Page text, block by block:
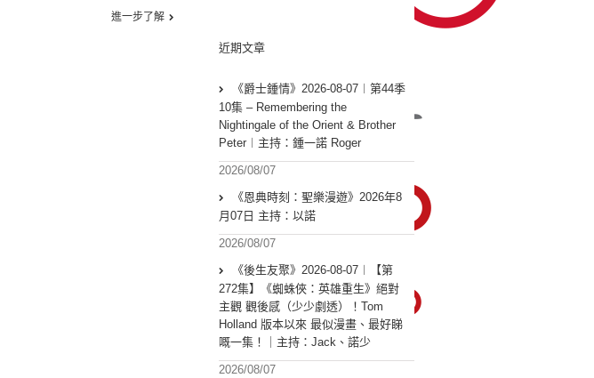
進一步了解
近期文章
《爵士鍾情》2026-08-07︱第44季
10集 – Remembering the
Nightingale of the Orient & Brother
Peter︱主持：鍾一諾 Roger
2026/08/07
《恩典時刻：聖樂漫遊》2026年8
月07日 主持：以諾
2026/08/07
《後生友聚》2026-08-07︱【第
272集】《蜘蛛俠：英雄重生》絕對
主觀 觀後感（少少劇透）！Tom
Holland 版本以來 最似漫畫、最好睇
嘅一集！｜主持：Jack、諾少
2026/08/07